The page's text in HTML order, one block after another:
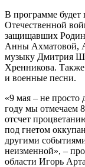
В программе будет
Отечественной
защищавших
Анны Ахматовой,
музыку Дмитрия
Хренникова. Также
и военные песни.
«9 мая – не просто
году мы отмечаем
отсчет
под гнетом
другими
неизменной», –
области Игорь